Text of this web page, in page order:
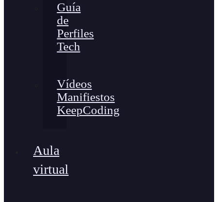
Guía
de
Perfiles
Tech
Vídeos
Manifiestos
KeepCoding
Aula
virtual